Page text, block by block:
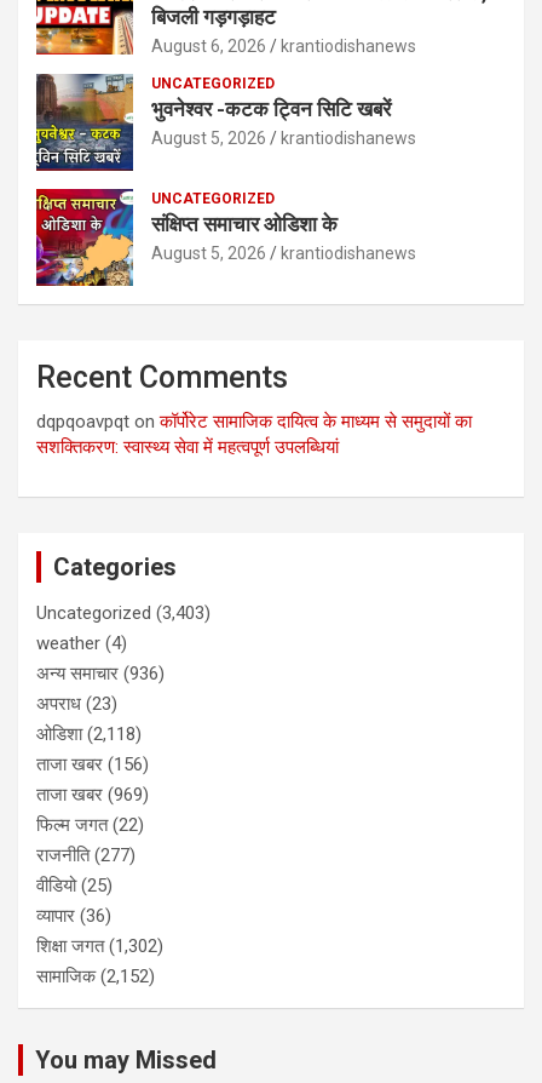
बिजली गड़गड़ाहट
August 6, 2026 krantiodishanews
UNCATEGORIZED
भुवनेश्वर -कटक ट्विन सिटि खबरें
August 5, 2026 krantiodishanews
UNCATEGORIZED
संक्षिप्त समाचार ओडिशा के
August 5, 2026 krantiodishanews
Recent Comments
dqpqoavpqt onकॉर्पोरेट सामाजिक दायित्व के माध्यम से समुदायों का
सशक्तिकरण: स्वास्थ्य सेवा में महत्वपूर्ण उपलब्धियां
Categories
Uncategorized (3,403)
weather (4)
अन्य समाचार (936)
अपराध (23)
ओडिशा(2,118)
ताजा खबर (156)
ताजा खबर (969)
फिल्म जगत(22)
राजनीति(277)
वीडियो(25)
व्यापार (36)
शिक्षा जगत(1,302)
सामाजिक(2,152)
You may Missed